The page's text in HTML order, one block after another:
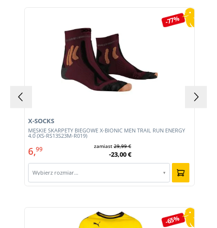
-77%
MĘSKIE SKARPETY BIEGOWE X-BIONIC MEN TRAIL RUN ENERGY
4.0 (XS-RS13S23M-R019)
X-SOCKS
6,99 zamiast29,99 €
-23,00 €
Wybierz rozmiar… ▾
-65%